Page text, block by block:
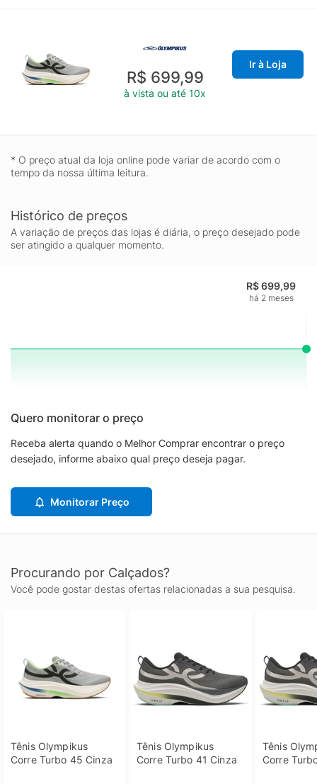
R$ 699,99
à vista ou até 10x
Ir à Loja
* O preço atual da loja online pode variar de acordo com o
tempo da nossa última leitura.
Histórico de preços
A variação de preços das lojas é diária, o preço desejado pode
ser atingido a qualquer momento.
R$ 699,99
há 2 meses
Quero monitorar o preço
Receba alerta quando o Melhor Comprar encontrar o preço
desejado, informe abaixo qual preço deseja pagar.
Monitorar Preço
Procurando por Calçados?
Você pode gostar destas ofertas relacionadas a sua pesquisa.
Tênis Olympikus
Corre Turbo 45 Cinza
Tênis Olympikus
Corre Turbo 41 Cinza
Tênis
Corre